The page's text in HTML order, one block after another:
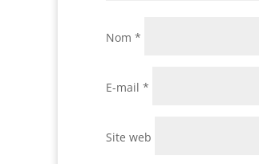
Nom *
E-mail *
Site web